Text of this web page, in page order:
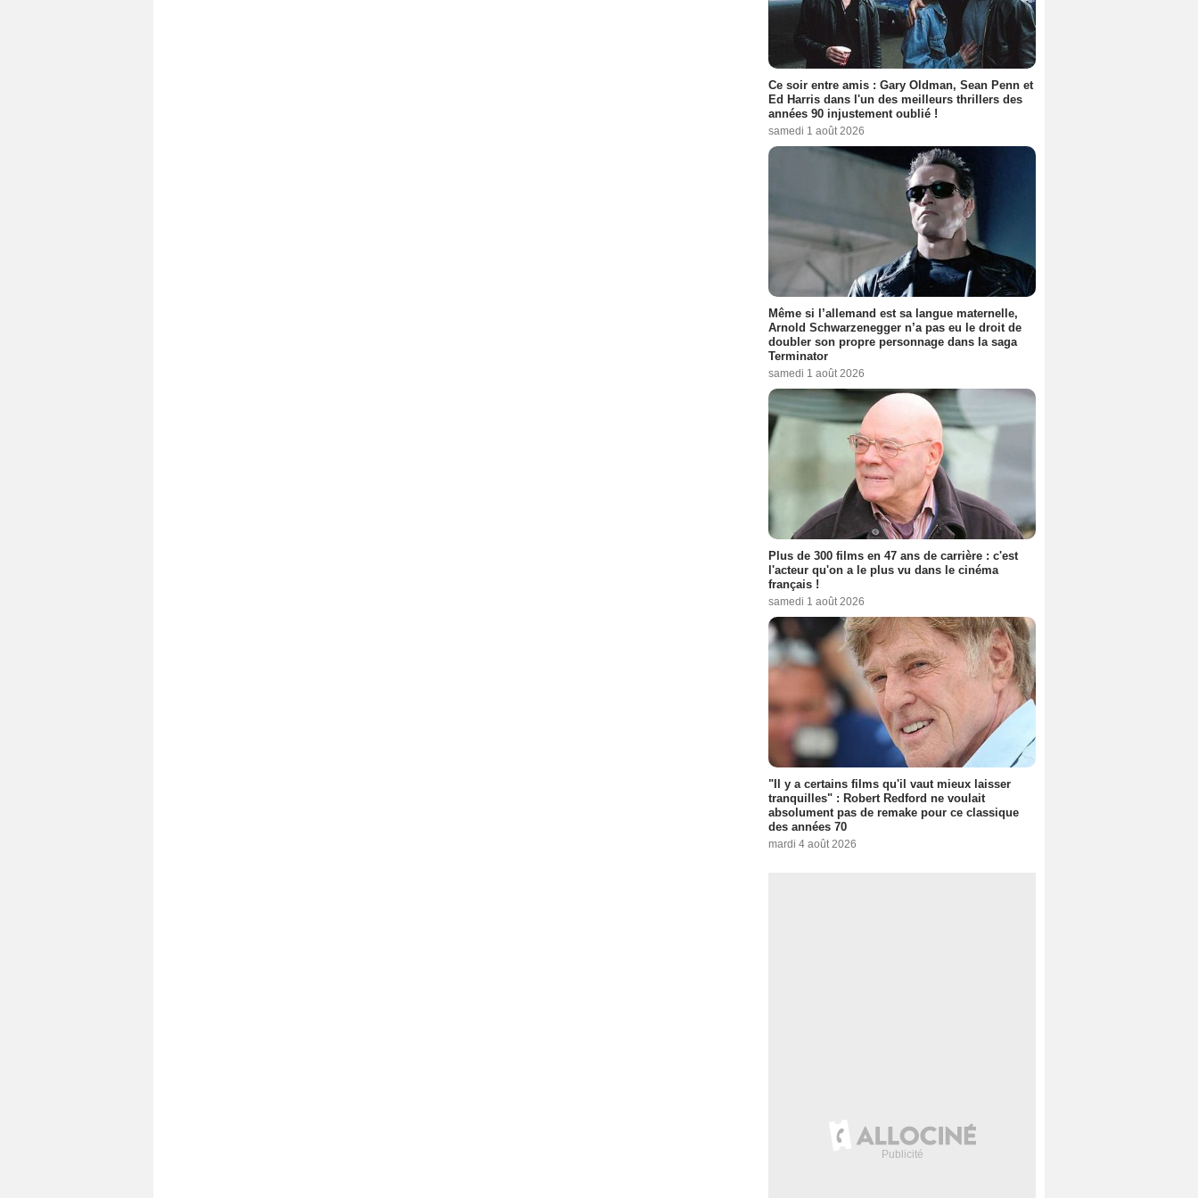
Ce soir entre amis : Gary Oldman, Sean Penn et
Ed Harris dans l'un des meilleurs thrillers des
années 90 injustement oublié !
samedi 1 août 2026
Même si l’allemand est sa langue maternelle,
Arnold Schwarzenegger n’a pas eu le droit de
doubler son propre personnage dans la saga
Terminator
samedi 1 août 2026
Plus de 300 films en 47 ans de carrière : c'est
l'acteur qu'on a le plus vu dans le cinéma
français !
samedi 1 août 2026
"Il y a certains films qu'il vaut mieux laisser
tranquilles" : Robert Redford ne voulait
absolument pas de remake pour ce classique
des années 70
mardi 4 août 2026